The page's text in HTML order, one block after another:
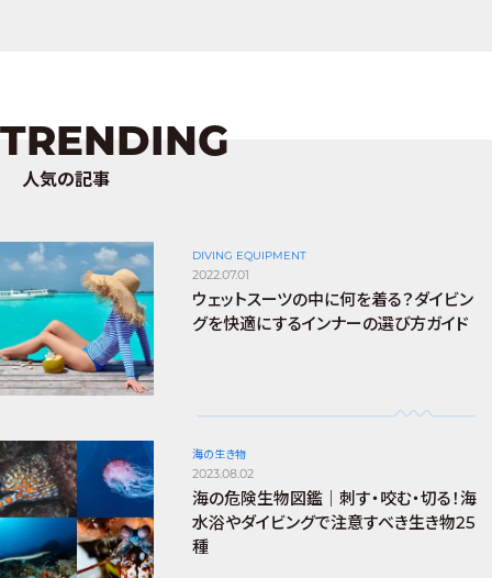
TRENDING
人気の記事
DIVING EQUIPMENT
2022.07.01
ウェットスーツの中に何を着る？ダイビン
グを快適にするインナーの選び方ガイド
海の生き物
2023.08.02
海の危険生物図鑑｜刺す・咬む・切る！海
水浴やダイビングで注意すべき生き物25
種